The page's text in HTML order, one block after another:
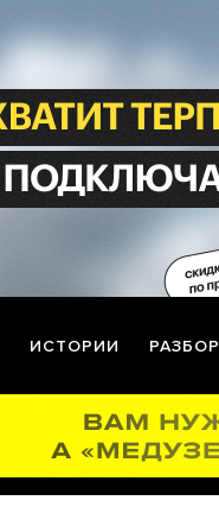
ИСТОРИИ РАЗБОР